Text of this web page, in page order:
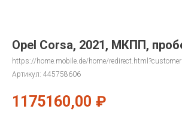
Opel Corsa, 2021, МКПП,
https://home.mobile.de/home/
Артикул: 445758606
1175160,00 ₽